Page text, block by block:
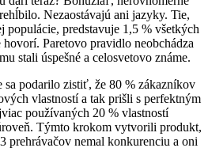
Nezaostávajú ani jazyky. Tie,
predstavuje 1,5 % všetkých
Paretovo pravidlo neobchádza
stali úspešné a celosvetovo známe.
podarilo zistiť, že 80 % zákazníkov
vlastností a tak prišli s perfektným
používaných 20 % vlastností
Týmto krokom vytvorili produkt,
prehrávačov nemal konkurenciu a oni